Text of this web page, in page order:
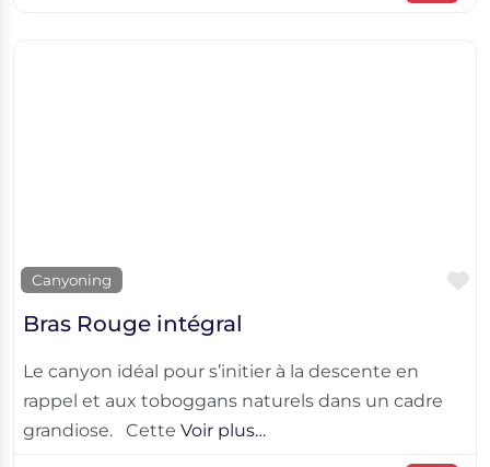
Canyoning
Bras Rouge intégral
Le canyon idéal pour s’initier à la descente en
rappel et aux toboggans naturels dans un cadre
grandiose. Cette Voir plus…